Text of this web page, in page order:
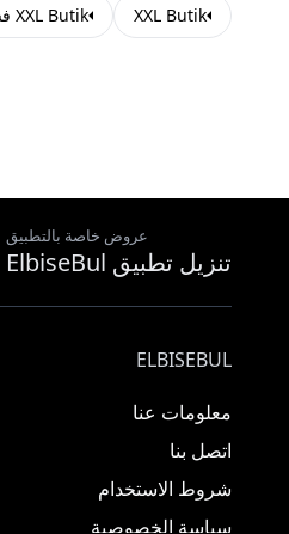
XXL Butik XXL Butik فساتين
عروض خاصة بالتطبيق
تنزيل تطبيق ElbiseBul
ELBISEBUL
معلومات عنا
اتصل بنا
شروط الاستخدام
سياسة الخصوصية